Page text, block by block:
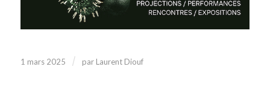
1 mars 2025 / par Laurent Diouf